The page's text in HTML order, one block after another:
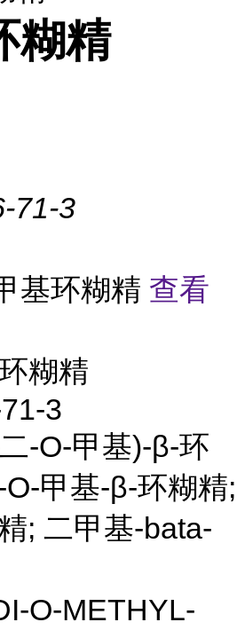
糊精
71-3
基环糊精 查看
糊精
3
-O-甲基)-β-环
甲基-β-环糊精;
; 二甲基-bata-
O-METHYL-